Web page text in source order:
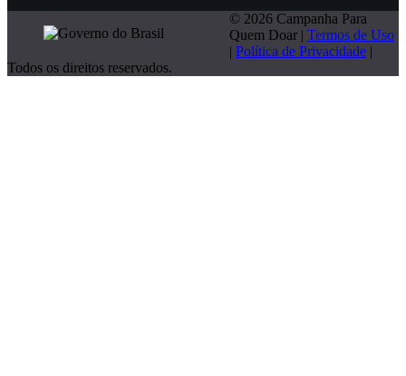
© 2026 Campanha Para
Quem Doar | Termos de Uso
| Política de Privacidade |
Todos os direitos reservados.